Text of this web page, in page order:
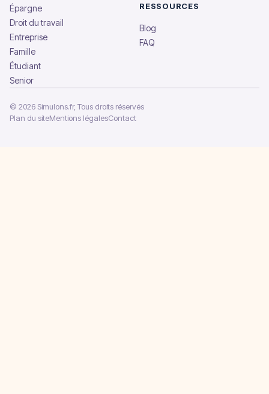
Épargne
Droit du travail
Entreprise
Famille
Étudiant
Senior
RESSOURCES
Blog
FAQ
© 2026 Simulons.fr, Tous droits réservés
Plan du siteMentions légalesContact